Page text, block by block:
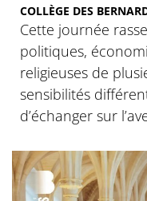
COLLÈGE DES
Cette journée
politiques,
religieuses de
sensibilités
d’échanger sur